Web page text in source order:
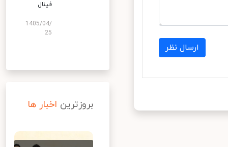
ارسال نظر
فینال
1405/04/
25
بروزترین اخبار ها